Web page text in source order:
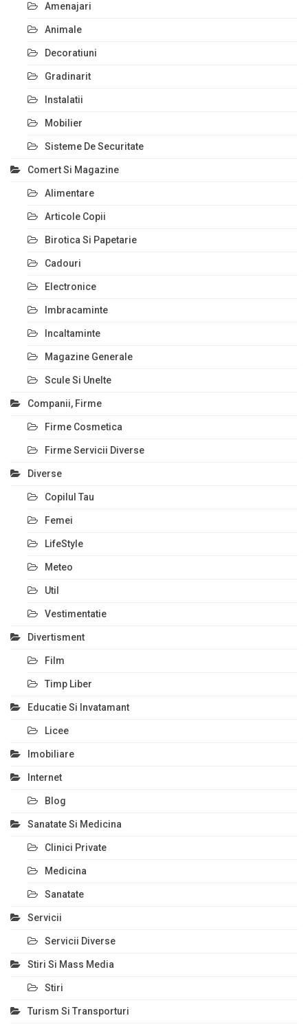
Amenajari
Animale
Decoratiuni
Gradinarit
Instalatii
Mobilier
Sisteme De Securitate
Comert Si Magazine
Alimentare
Articole Copii
Birotica Si Papetarie
Cadouri
Electronice
Imbracaminte
Incaltaminte
Magazine Generale
Scule Si Unelte
Companii, Firme
Firme Cosmetica
Firme Servicii Diverse
Diverse
Copilul Tau
Femei
LifeStyle
Meteo
Util
Vestimentatie
Divertisment
Film
Timp Liber
Educatie Si Invatamant
Licee
Imobiliare
Internet
Blog
Sanatate Si Medicina
Clinici Private
Medicina
Sanatate
Servicii
Servicii Diverse
Stiri Si Mass Media
Stiri
Turism Si Transporturi